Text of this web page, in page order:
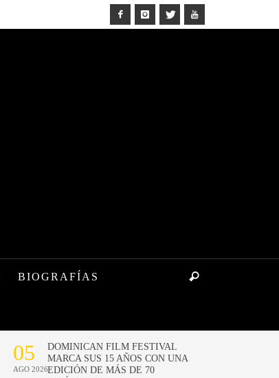
BIOGRAFÍAS